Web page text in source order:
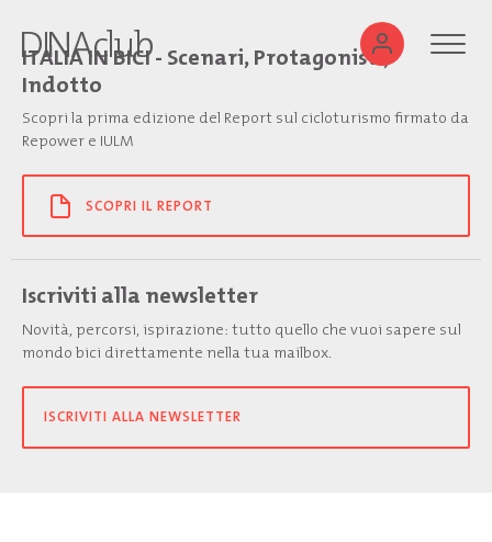
ITALIA IN BICI - Scenari, Protagonisti,
Indotto
Scopri la prima edizione del Report sul cicloturismo firmato da
Repower e IULM
SCOPRI IL REPORT
Iscriviti alla newsletter
Novità, percorsi, ispirazione: tutto quello che vuoi sapere sul
mondo bici direttamente nella tua mailbox.
ISCRIVITI ALLA NEWSLETTER